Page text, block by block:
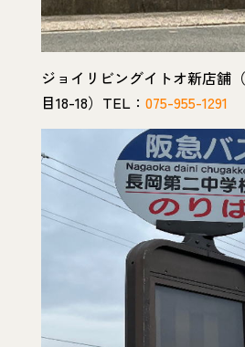
ジョイリビングイトオ新店舗
目18-18）TEL： 075-955-1291